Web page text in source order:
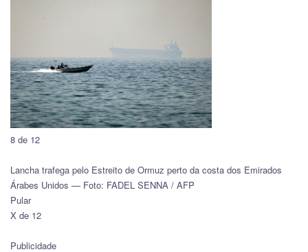
8 de 12
Lancha trafega pelo Estreito de Ormuz perto da costa dos Emirados
Árabes Unidos — Foto: FADEL SENNA / AFP
Pular
X de 12
Publicidade